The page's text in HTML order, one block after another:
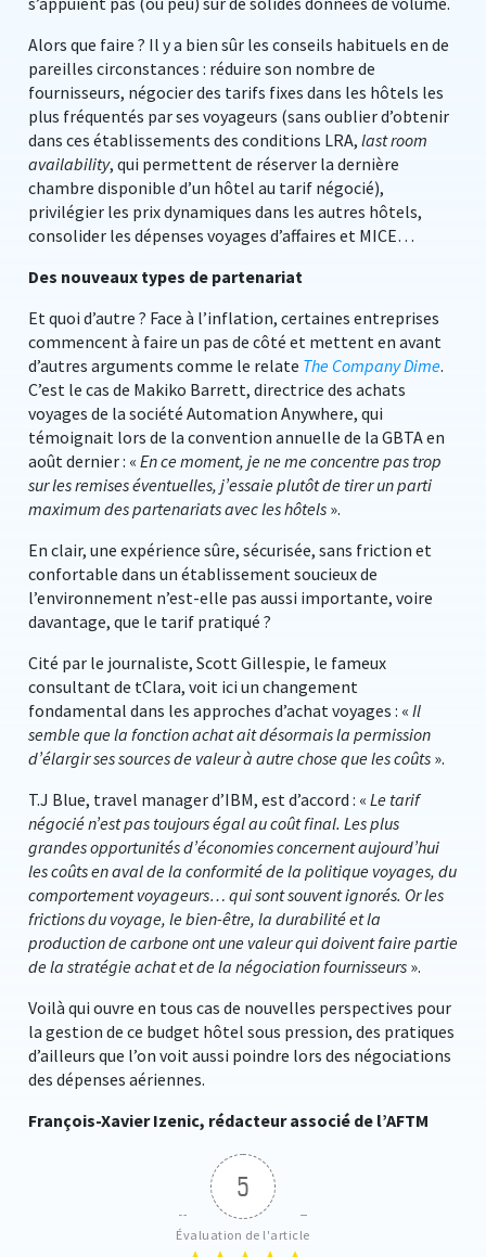
Alors que faire ? Il y a bien sûr les conseils habituels en de
pareilles circonstances : réduire son nombre de
fournisseurs, négocier des tarifs fixes dans les hôtels les
plus fréquentés par ses voyageurs (sans oublier d’obtenir
dans ces établissements des conditions LRA, last room
availability, qui permettent de réserver la dernière
chambre disponible d’un hôtel au tarif négocié),
privilégier les prix dynamiques dans les autres hôtels,
consolider les dépenses voyages d’affaires et MICE…
Des nouveaux types de partenariat
Et quoi d’autre ? Face à l’inflation, certaines entreprises
commencent à faire un pas de côté et mettent en avant
d’autres arguments comme le relate The Company Dime.
C’est le cas de Makiko Barrett, directrice des achats
voyages de la société Automation Anywhere, qui
témoignait lors de la convention annuelle de la GBTA en
août dernier : « En ce moment, je ne me concentre pas trop
sur les remises éventuelles, j’essaie plutôt de tirer un parti
maximum des partenariats avec les hôtels ».
En clair, une expérience sûre, sécurisée, sans friction et
confortable dans un établissement soucieux de
l’environnement n’est-elle pas aussi importante, voire
davantage, que le tarif pratiqué ?
Cité par le journaliste, Scott Gillespie, le fameux
consultant de tClara, voit ici un changement
fondamental dans les approches d’achat voyages : « Il
semble que la fonction achat ait désormais la permission
d’élargir ses sources de valeur à autre chose que les coûts ».
T.J Blue, travel manager d’IBM, est d’accord : « Le tarif
négocié n’est pas toujours égal au coût final. Les plus
grandes opportunités d’économies concernent aujourd’hui
les coûts en aval de la conformité de la politique voyages, du
comportement voyageurs… qui sont souvent ignorés. Or les
frictions du voyage, le bien-être, la durabilité et la
production de carbone ont une valeur qui doivent faire partie
de la stratégie achat et de la négociation fournisseurs ».
Voilà qui ouvre en tous cas de nouvelles perspectives pour
la gestion de ce budget hôtel sous pression, des pratiques
d’ailleurs que l’on voit aussi poindre lors des négociations
des dépenses aériennes.
François-Xavier Izenic, rédacteur associé de l’AFTM
5
Évaluation de l'article